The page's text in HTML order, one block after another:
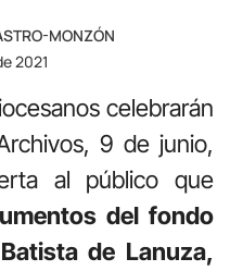
MONZÓN
2021
celebrarán
9 de junio,
al público que
del fondo
de Lanuza,